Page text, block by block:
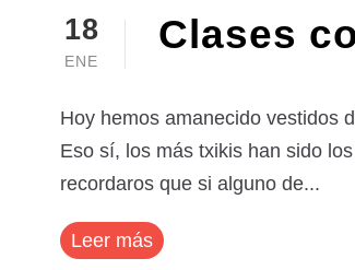
18
ENE
Clases
Hoy hemos amanecido vestidos
Eso sí, los más txikis han sido
recordaros que si alguno de...
Leer más